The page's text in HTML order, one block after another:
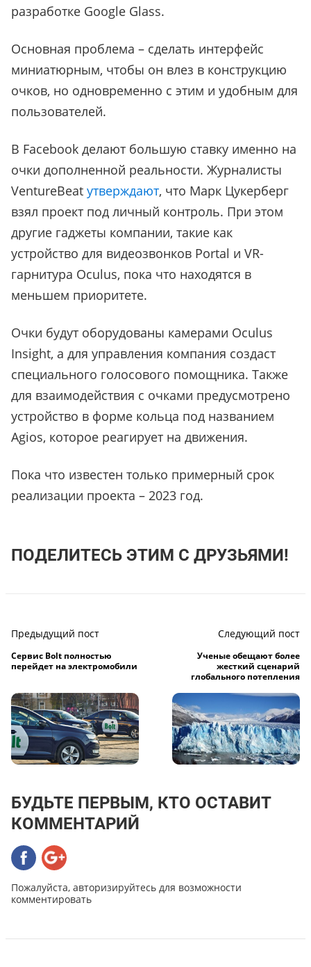
разработке Google Glass.
Основная проблема – сделать интерфейс
миниатюрным, чтобы он влез в конструкцию
очков, но одновременно с этим и удобным для
пользователей.
В Facebook делают большую ставку именно на
очки дополненной реальности. Журналисты
VentureBeat утверждают, что Марк Цукерберг
взял проект под личный контроль. При этом
другие гаджеты компании, такие как
устройство для видеозвонков Portal и VR-
гарнитура Oculus, пока что находятся в
меньшем приоритете.
Очки будут оборудованы камерами Oculus
Insight, а для управления компания создаст
специального голосового помощника. Также
для взаимодействия с очками предусмотрено
устройство в форме кольца под названием
Agios, которое реагирует на движения.
Пока что известен только примерный срок
реализации проекта – 2023 год.
ПОДЕЛИТЕСЬ ЭТИМ С ДРУЗЬЯМИ!
Предыдущий пост
Сервис Bolt полностью
перейдет на электромобили
Следующий пост
Ученые обещают более
жесткий сценарий
глобального потепления
БУДЬТЕ ПЕРВЫМ, КТО ОСТАВИТ
КОММЕНТАРИЙ
Пожалуйста, авторизируйтесь для возможности
комментировать